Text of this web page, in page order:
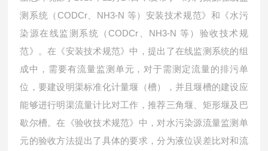
测系统（CODCr、NH3-N 等）安装技术规范》和《水污
染源在线监测系统（CODCr、NH3-N 等）验收技术规
范》。在《安装技术规范》中，提出了在线监测系统的组
成中，需要有流量监测单元，对于需测定流量的排污单
位，要建设明渠标准化计量堰（槽），并且堰槽的建设应
能够进行明渠流量计比对工作，推荐三角堰、矩形堰及巴
歇尔槽。在《验收技术规范》中，对水污染源流量监测单
元的验收方法提出了具体的要求，分为液位误差比对和流